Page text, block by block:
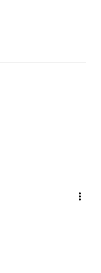
more_vert